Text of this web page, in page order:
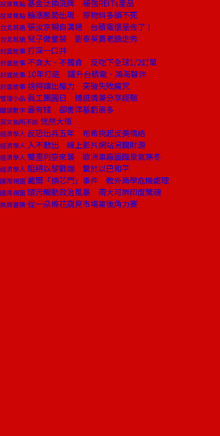
投資焦點 基金汰換洗牌 補強REITs產品
投資焦點 輪漲態勢出現 原物料多頭不死
台北耳語 張汝京親自溝通 台積電還是告了！
台北耳語 兒子做童裝 劉泰英賣老臉走秀
封面故事 打深一口井
封面故事 不貪大、不獨食 反吃下全球1/2訂單
封面故事 10年打底 躍升台積電、鴻海夥伴
封面故事 捨得讓出權力 突破失敗魔咒
管理小品 員工團圓日 搏感情兼分享經驗
關鍵數字 最有錢 卻害洋基虧最多
英文無所不談 恍然大悟
經濟學人 反恐出兵五年 布希挑起反美情結
經濟學人 入不敷出 線上影片網站另闢財源
經濟學人 雙重利空來襲 歐洲車廠面臨景氣寒冬
經濟學人 阻絕以黎戰端 繫於以巴和平
國際視窗 戴爾「換芯門」事件 教外商學危機處理
國際視窗 環污觸動政治風暴 兩大可樂印度驚魂
商周書摘 從一朵棉花窺見市場幕後角力賽